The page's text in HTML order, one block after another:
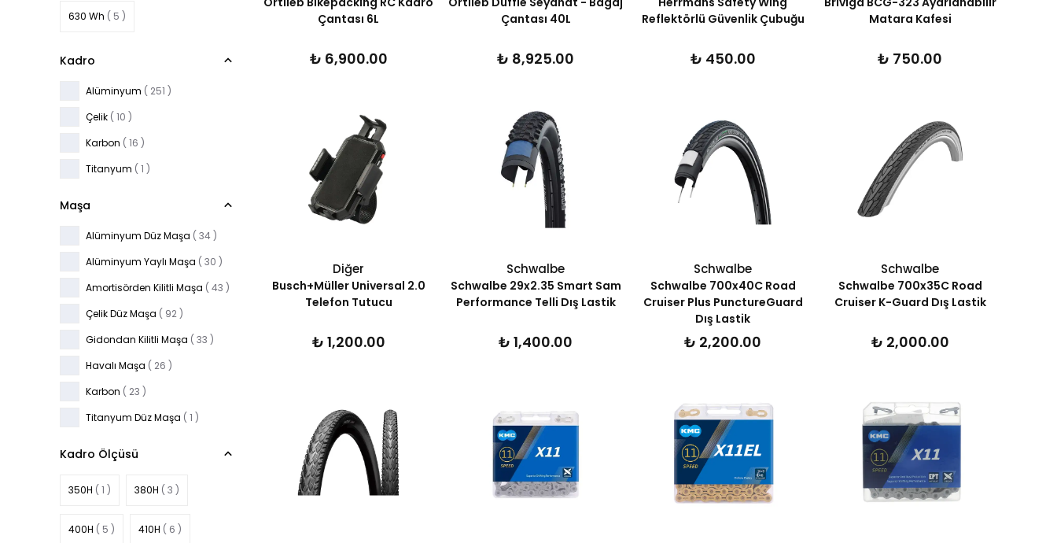
630 Wh ( 5 )
Kadro
Alüminyum ( 251 )
Çelik ( 10 )
Karbon ( 16 )
Titanyum ( 1 )
Maşa
Alüminyum Düz Maşa ( 34 )
Alüminyum Yaylı Maşa ( 30 )
Amortisörden Kilitli Maşa ( 43 )
Çelik Düz Maşa ( 92 )
Gidondan Kilitli Maşa ( 33 )
Havalı Maşa ( 26 )
Karbon ( 23 )
Titanyum Düz Maşa ( 1 )
Kadro Ölçüsü
350H ( 1 ) 380H ( 3 )
400H ( 5 ) 410H ( 6 )
Çantası 6L
₺ 6,900.00
Çantası 40L
₺ 8,925.00
Reflektörlü Güvenlik Çubuğu
₺ 450.00
Matara Kafesi
₺ 750.00
Diğer
Busch+Müller Universal 2.0
Telefon Tutucu
₺ 1,200.00
Schwalbe
Schwalbe 29x2.35 Smart Sam
Performance Telli Dış Lastik
₺ 1,400.00
Schwalbe
Schwalbe 700x40C Road
Cruiser Plus PunctureGuard
Dış Lastik
₺ 2,200.00
Schwalbe
Schwalbe 700x35C Road
Cruiser K-Guard Dış Lastik
₺ 2,000.00